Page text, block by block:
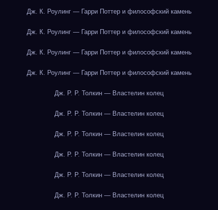
Дж. К. Роулинг — Гарри Поттер и философский камень
Дж. К. Роулинг — Гарри Поттер и философский камень
Дж. К. Роулинг — Гарри Поттер и философский камень
Дж. К. Роулинг — Гарри Поттер и философский камень
Дж. Р. Р. Толкин — Властелин колец
Дж. Р. Р. Толкин — Властелин колец
Дж. Р. Р. Толкин — Властелин колец
Дж. Р. Р. Толкин — Властелин колец
Дж. Р. Р. Толкин — Властелин колец
Дж. Р. Р. Толкин — Властелин колец